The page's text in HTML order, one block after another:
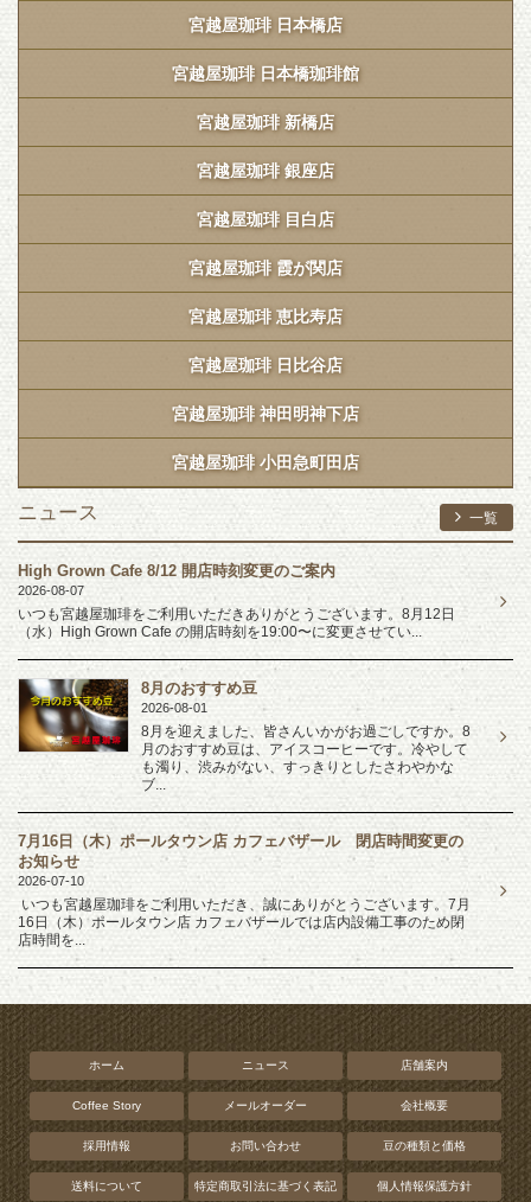
宮越屋珈琲 日本橋店
宮越屋珈琲 日本橋珈琲館
宮越屋珈琲 新橋店
宮越屋珈琲 銀座店
宮越屋珈琲 目白店
宮越屋珈琲 霞が関店
宮越屋珈琲 恵比寿店
宮越屋珈琲 日比谷店
宮越屋珈琲 神田明神下店
宮越屋珈琲 小田急町田店
ニュース 一覧
High Grown Cafe 8/12 開店時刻変更のご案内
2026-08-07
いつも宮越屋珈琲をご利用いただきありがとうございます。8月12日
（水）High Grown Cafe の開店時刻を19:00〜に変更させてい...
8月のおすすめ豆
2026-08-01
8月を迎えました、皆さんいかがお過ごしですか。8
月のおすすめ豆は、アイスコーヒーです。冷やして
も濁り、渋みがない、すっきりとしたさわやかな
ブ...
7月16日（木）ポールタウン店 カフェバザール 閉店時間変更の
お知らせ
2026-07-10
いつも宮越屋珈琲をご利用いただき、誠にありがとうございます。7月
16日（木）ポールタウン店 カフェバザールでは店内設備工事のため閉
店時間を...
ホーム ニュース 店舗案内
Coffee Story メールオーダー 会社概要
採用情報 お問い合わせ 豆の種類と価格
送料について 特定商取引法に基づく表記 個人情報保護方針